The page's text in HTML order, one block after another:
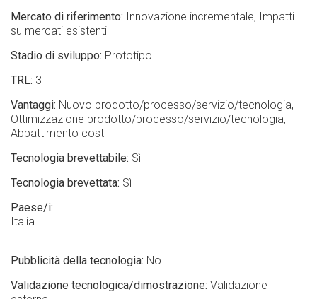
Mercato di riferimento
Innovazione incrementale
Impatti
su mercati esistenti
Stadio di sviluppo Prototipo
TRL 3
Vantaggi Nuovo prodotto/processo/servizio/tecnologia
Ottimizzazione prodotto/processo/servizio/tecnologia
Abbattimento costi
Tecnologia brevettabile Sì
Tecnologia brevettata Sì
Paese/i
Italia
Pubblicità della tecnologia No
Validazione tecnologica/dimostrazione Validazione